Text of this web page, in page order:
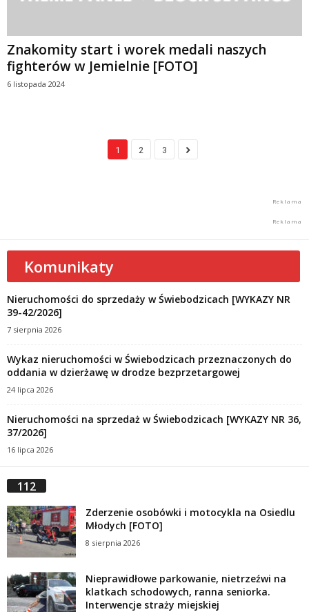
Znakomity start i worek medali naszych
fighterów w Jemielnie [FOTO]
6 listopada 2024
1 2 3
Komunikaty
Nieruchomości do sprzedaży w Świebodzicach [WYKAZY NR
39-42/2026]
7 sierpnia 2026
Wykaz nieruchomości w Świebodzicach przeznaczonych do
oddania w dzierżawę w drodze bezprzetargowej
24 lipca 2026
Nieruchomości na sprzedaż w Świebodzicach [WYKAZY NR 36,
37/2026]
16 lipca 2026
112
Zderzenie osobówki i motocykla na Osiedlu
Młodych [FOTO]
8 sierpnia 2026
Nieprawidłowe parkowanie, nietrzeźwi na
klatkach schodowych, ranna seniorka.
Interwencje straży miejskiej